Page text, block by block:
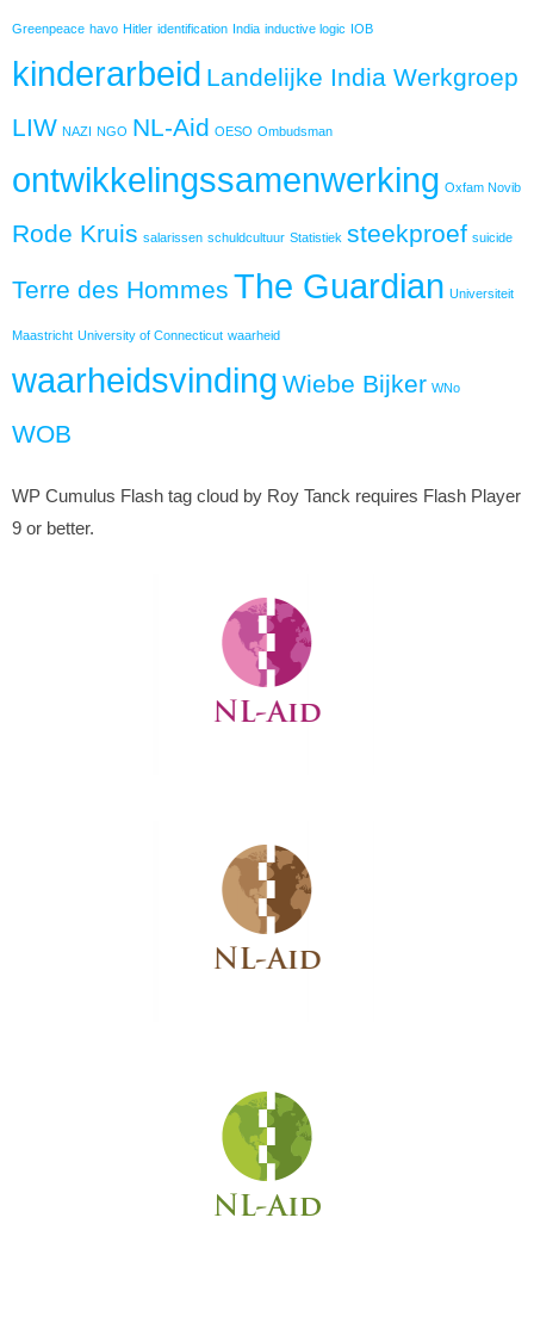
Greenpeace havo Hitler identification India inductive logic IOB
kinderarbeid Landelijke India Werkgroep
LIW NAZI NGO NL-Aid OESO Ombudsman
ontwikkelingssamenwerking Oxfam Novib
Rode Kruis salarissen schuldcultuur Statistiek steekproef suicide
Terre des Hommes The Guardian Universiteit
Maastricht University of Connecticut waarheid
waarheidsvinding Wiebe Bijker WNo
WOB
WP Cumulus Flash tag cloud by Roy Tanck requires Flash Player
9 or better.